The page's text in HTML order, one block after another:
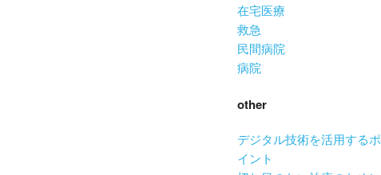
在宅医療
救急
民間病院
病院
other
デジタル技術を活用するポ
イント